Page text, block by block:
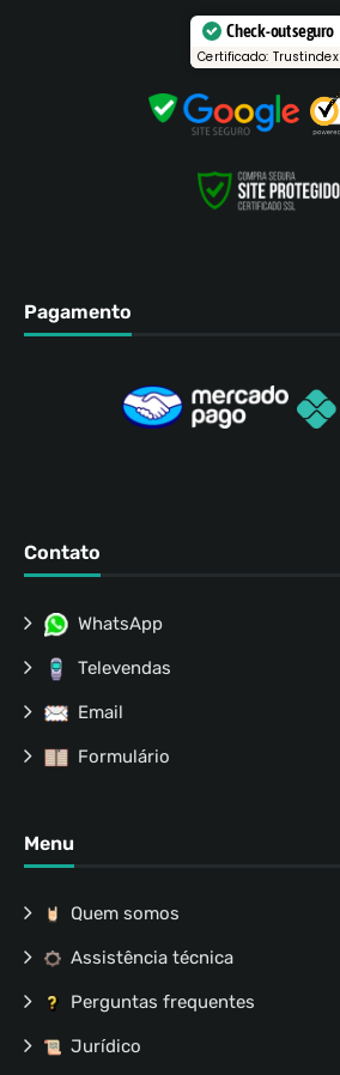
Check-out seguro
Certificado: Trustindex
Pagamento
Contato
WhatsApp
Televendas
Email
Formulário
Menu
Quem somos
Assistência técnica
Perguntas frequentes
Jurídico